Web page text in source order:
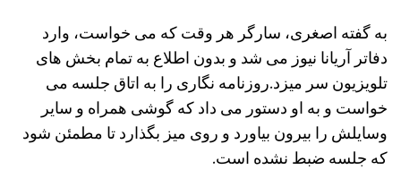
به گفته اصغری، سارگر هر وقت که می خواست، وارد
دفاتر آریانا نیوز می شد و بدون اطلاع به تمام بخش های
تلویزیون سر میزد.روزنامه نگاری را به اتاق جلسه می
خواست و به او دستور می داد که گوشی همراه و سایر
وسایلش را بیرون بیاورد و روی میز بگذارد تا مطمئن شود
که جلسه ضبط نشده است.